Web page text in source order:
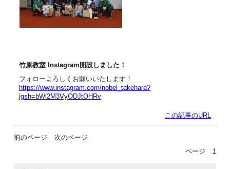
竹原教室 Instagram開設しました！
フォローよろしくお願いいたします！
https://www.instagram.com/nobel_takehara?
igsh=bWl2M3VyODJtOHRv
この記事のURL
前のページ
次のページ
ページ
1